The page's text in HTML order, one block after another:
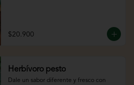
$20.900
Herbívoro pesto
Dale un sabor diferente y fresco con